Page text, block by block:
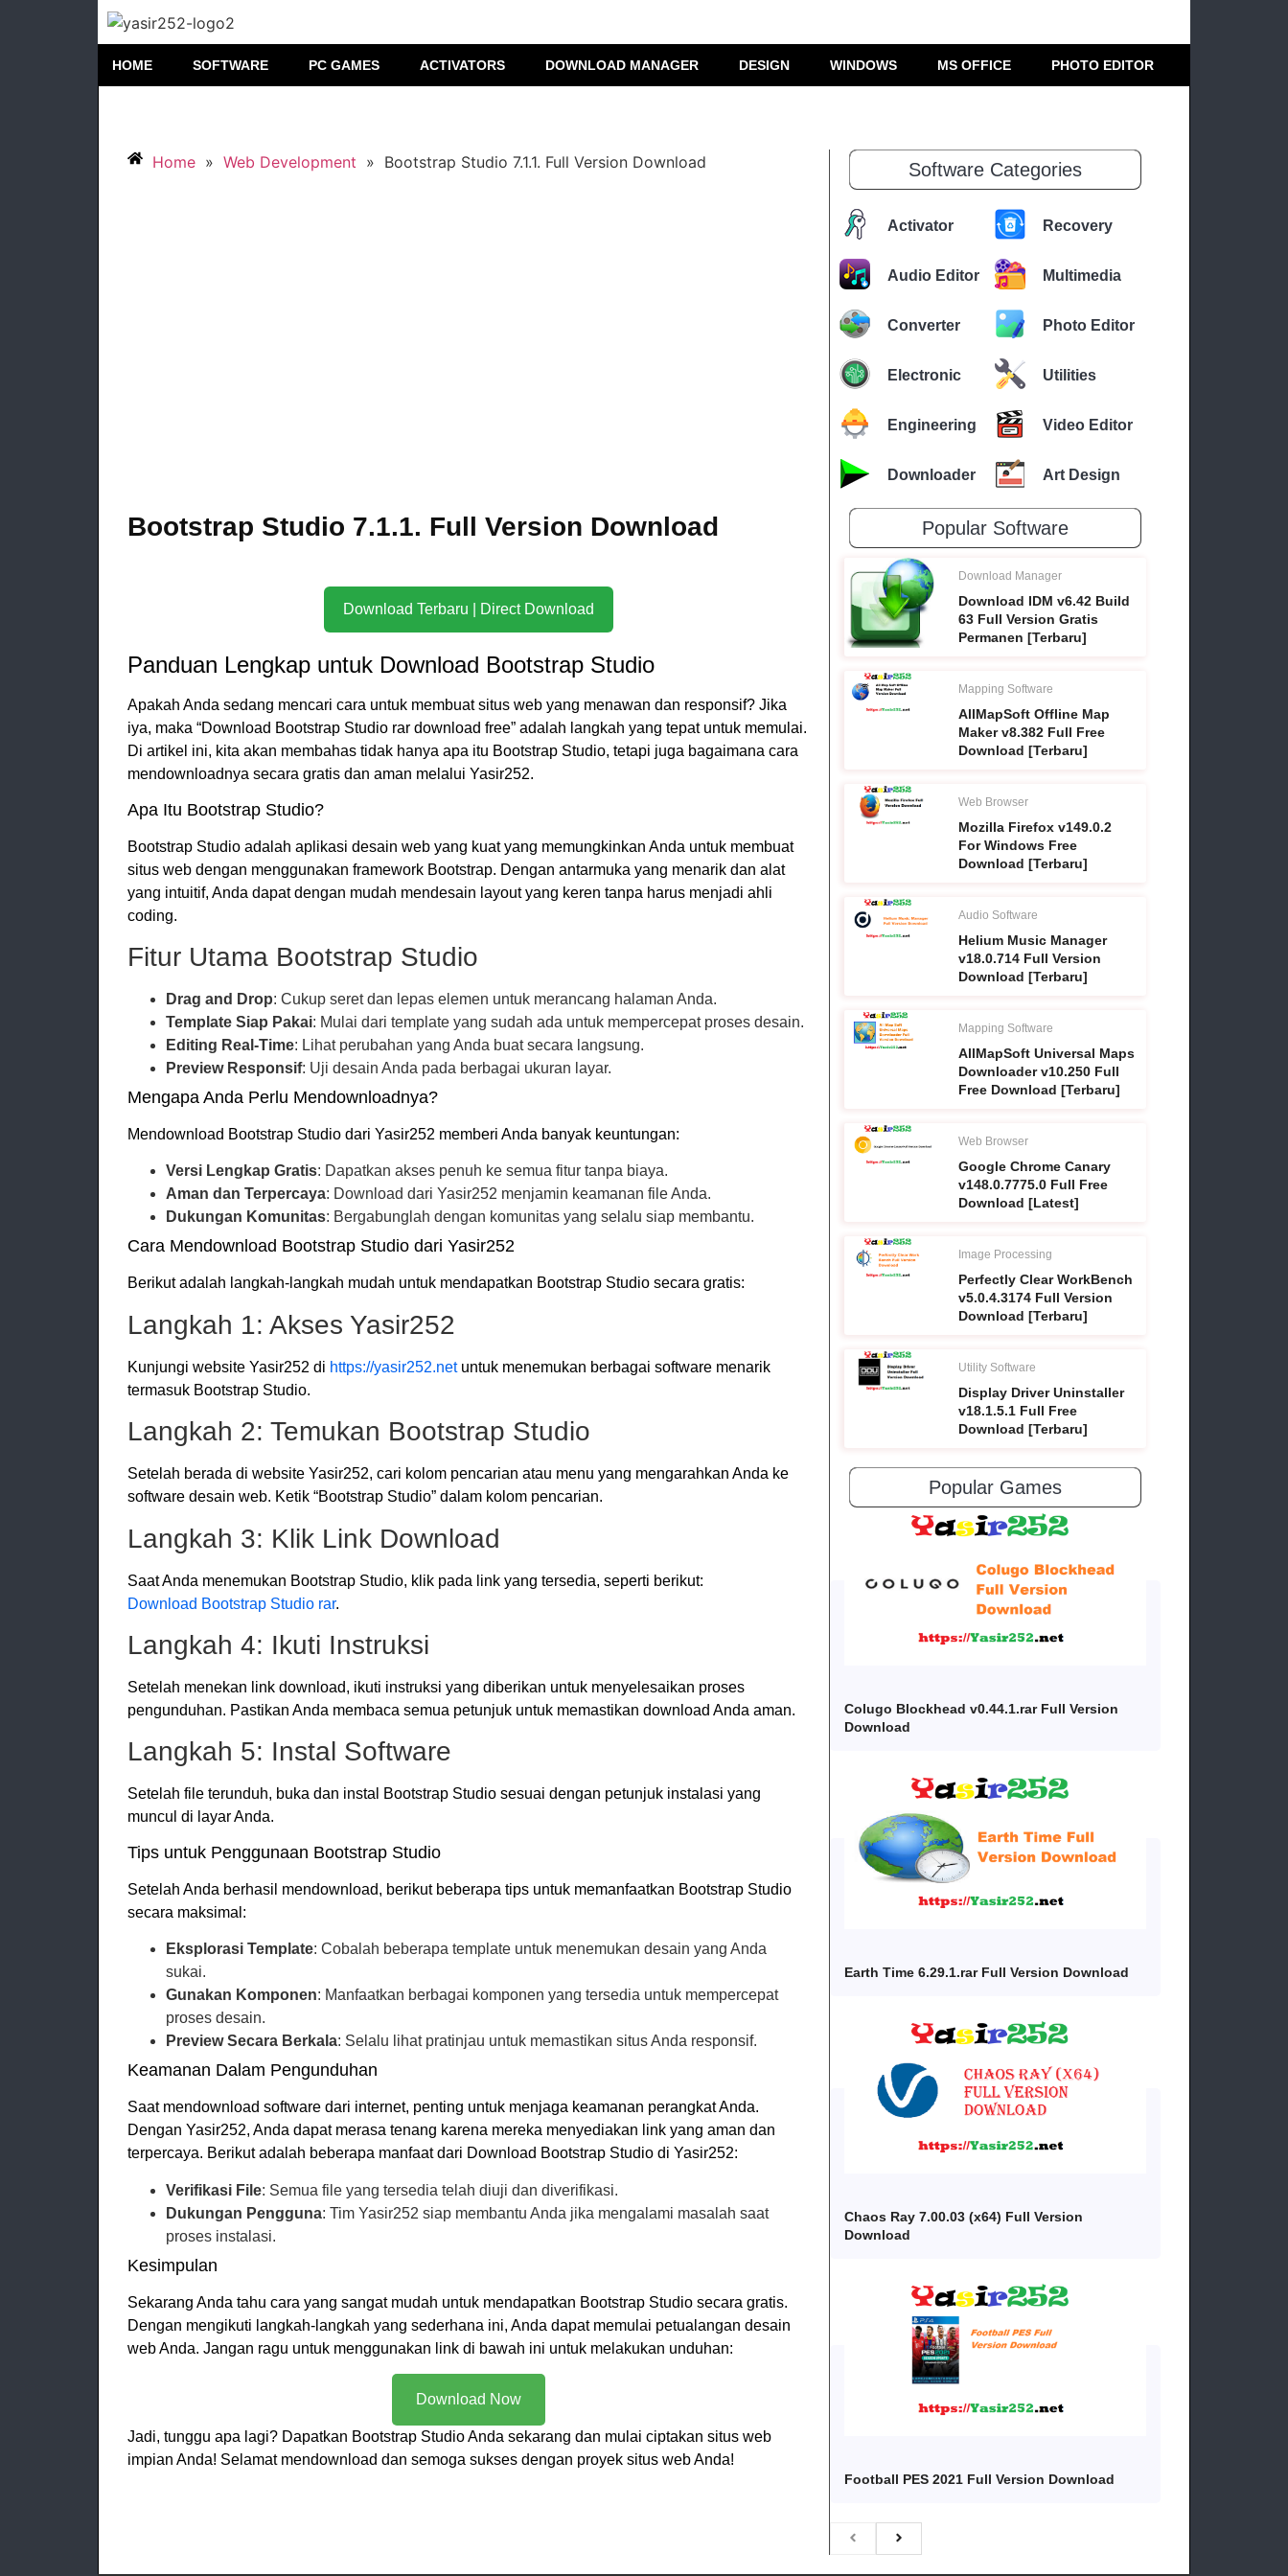
HOME SOFTWARE PC GAMES ACTIVATORS DOWNLOAD MANAGER DESIGN WINDOWS MS OFFICE PHOTO EDITOR
Home » Web Development » Bootstrap Studio 7.1.1. Full Version Download
Bootstrap Studio 7.1.1. Full Version Download
Download Terbaru | Direct Download
Panduan Lengkap untuk Download Bootstrap Studio
Apakah Anda sedang mencari cara untuk membuat situs web yang menawan dan responsif? Jika
iya, maka “Download Bootstrap Studio rar download free” adalah langkah yang tepat untuk memulai.
Di artikel ini, kita akan membahas tidak hanya apa itu Bootstrap Studio, tetapi juga bagaimana cara
mendownloadnya secara gratis dan aman melalui Yasir252.
Apa Itu Bootstrap Studio?
Bootstrap Studio adalah aplikasi desain web yang kuat yang memungkinkan Anda untuk membuat
situs web dengan menggunakan framework Bootstrap. Dengan antarmuka yang menarik dan alat
yang intuitif, Anda dapat dengan mudah mendesain layout yang keren tanpa harus menjadi ahli
coding.
Fitur Utama Bootstrap Studio
Drag and Drop: Cukup seret dan lepas elemen untuk merancang halaman Anda.
Template Siap Pakai: Mulai dari template yang sudah ada untuk mempercepat proses desain.
Editing Real-Time: Lihat perubahan yang Anda buat secara langsung.
Preview Responsif: Uji desain Anda pada berbagai ukuran layar.
Mengapa Anda Perlu Mendownloadnya?
Mendownload Bootstrap Studio dari Yasir252 memberi Anda banyak keuntungan:
Versi Lengkap Gratis: Dapatkan akses penuh ke semua fitur tanpa biaya.
Aman dan Terpercaya: Download dari Yasir252 menjamin keamanan file Anda.
Dukungan Komunitas: Bergabunglah dengan komunitas yang selalu siap membantu.
Cara Mendownload Bootstrap Studio dari Yasir252
Berikut adalah langkah-langkah mudah untuk mendapatkan Bootstrap Studio secara gratis:
Langkah 1: Akses Yasir252
Kunjungi website Yasir252 di https://yasir252.netuntuk menemukan berbagai software menarik
termasuk Bootstrap Studio.
Langkah 2: Temukan Bootstrap Studio
Setelah berada di website Yasir252, cari kolom pencarian atau menu yang mengarahkan Anda ke
software desain web. Ketik “Bootstrap Studio” dalam kolom pencarian.
Langkah 3: Klik Link Download
Saat Anda menemukan Bootstrap Studio, klik pada link yang tersedia, seperti berikut:
Download Bootstrap Studio rar.
Langkah 4: Ikuti Instruksi
Setelah menekan link download, ikuti instruksi yang diberikan untuk menyelesaikan proses
pengunduhan. Pastikan Anda membaca semua petunjuk untuk memastikan download Anda aman.
Langkah 5: Instal Software
Setelah file terunduh, buka dan instal Bootstrap Studio sesuai dengan petunjuk instalasi yang
muncul di layar Anda.
Tips untuk Penggunaan Bootstrap Studio
Setelah Anda berhasil mendownload, berikut beberapa tips untuk memanfaatkan Bootstrap Studio
secara maksimal:
Eksplorasi Template: Cobalah beberapa template untuk menemukan desain yang Anda
sukai.
Gunakan Komponen: Manfaatkan berbagai komponen yang tersedia untuk mempercepat
proses desain.
Preview Secara Berkala: Selalu lihat pratinjau untuk memastikan situs Anda responsif.
Keamanan Dalam Pengunduhan
Saat mendownload software dari internet, penting untuk menjaga keamanan perangkat Anda.
Dengan Yasir252, Anda dapat merasa tenang karena mereka menyediakan link yang aman dan
terpercaya. Berikut adalah beberapa manfaat dari Download Bootstrap Studio di Yasir252:
Verifikasi File: Semua file yang tersedia telah diuji dan diverifikasi.
Dukungan Pengguna: Tim Yasir252 siap membantu Anda jika mengalami masalah saat
proses instalasi.
Kesimpulan
Sekarang Anda tahu cara yang sangat mudah untuk mendapatkan Bootstrap Studio secara gratis.
Dengan mengikuti langkah-langkah yang sederhana ini, Anda dapat memulai petualangan desain
web Anda. Jangan ragu untuk menggunakan link di bawah ini untuk melakukan unduhan:
Download Now
Jadi, tunggu apa lagi? Dapatkan Bootstrap Studio Anda sekarang dan mulai ciptakan situs web
impian Anda! Selamat mendownload dan semoga sukses dengan proyek situs web Anda!
Software Categories
Activator Recovery
Audio Editor Multimedia
Converter Photo Editor
Electronic Utilities
Engineering Video Editor
Downloader Art Design
Popular Software
Download Manager
Download IDM v6.42 Build
63 Full Version Gratis
Permanen [Terbaru]
Mapping Software
AllMapSoft Offline Map
Maker v8.382 Full Free
Download [Terbaru]
Web Browser
Mozilla Firefox v149.0.2
For Windows Free
Download [Terbaru]
Audio Software
Helium Music Manager
v18.0.714 Full Version
Download [Terbaru]
Mapping Software
AllMapSoft Universal Maps
Downloader v10.250 Full
Free Download [Terbaru]
Web Browser
Google Chrome Canary
v148.0.7775.0 Full Free
Download [Latest]
Image Processing
Perfectly Clear WorkBench
v5.0.4.3174 Full Version
Download [Terbaru]
Utility Software
Display Driver Uninstaller
v18.1.5.1 Full Free
Download [Terbaru]
Popular Games
Colugo Blockhead v0.44.1.rar Full Version
Download
Earth Time 6.29.1.rar Full Version Download
Chaos Ray 7.00.03 (x64) Full Version
Download
Football PES 2021 Full Version Download